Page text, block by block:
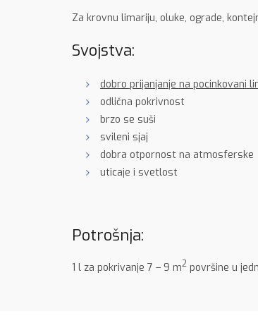
Za krovnu limariju, oluke, ograde,
Svojstva:
dobro prijanjanje na pocinkovani
odlična pokrivnost
brzo se suši
svileni sjaj
dobra otpornost na atmosferske
uticaje i svetlost
Potrošnja:
1 l za pokrivanje 7 – 9 m2 površine u